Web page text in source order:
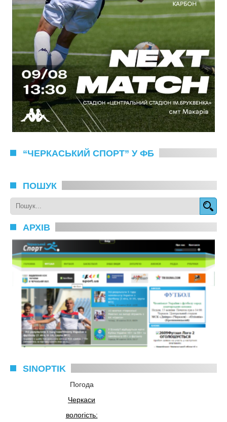
“ЧЕРКАСЬКИЙ СПОРТ” У ФБ
ПОШУК
АРХІВ
SINOPTIK
Погода
Черкаси
вологість: